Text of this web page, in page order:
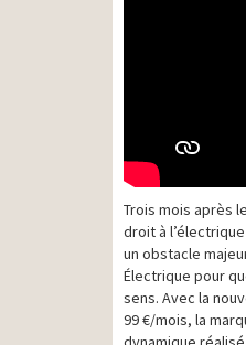
Trois mois après
droit à
un obstacle
Électrique pour
sens. Avec la
99 €/mois, la